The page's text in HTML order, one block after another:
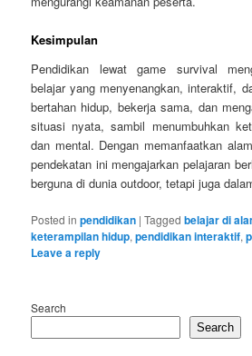
Kesimpulan
Pendidikan lewat game survival
belajar yang menyenangkan, interaktif,
bertahan hidup, bekerja sama, dan
situasi nyata, sambil menumbuhkan
dan mental. Dengan memanfaatkan
pendekatan ini mengajarkan pelajaran
berguna di dunia outdoor, tetapi juga
Posted in pendidikan |Tagged belajar di
keterampilan hidup,pendidikan interaktif,
Leave a reply
Search
Search